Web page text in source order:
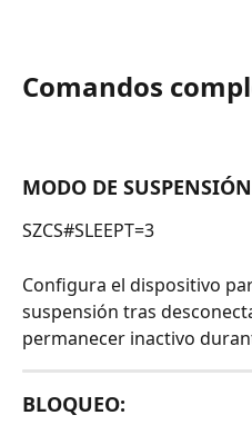
Comandos
MODO DE
​SZCS#SLEEPT=3
Configura el dispositivo
suspensión tras
permanecer inactivo
​BLOQUEO: